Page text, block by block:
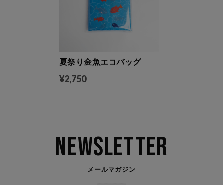
夏祭り金魚エコバッグ
¥2,750
Newsletter
メールマガジン